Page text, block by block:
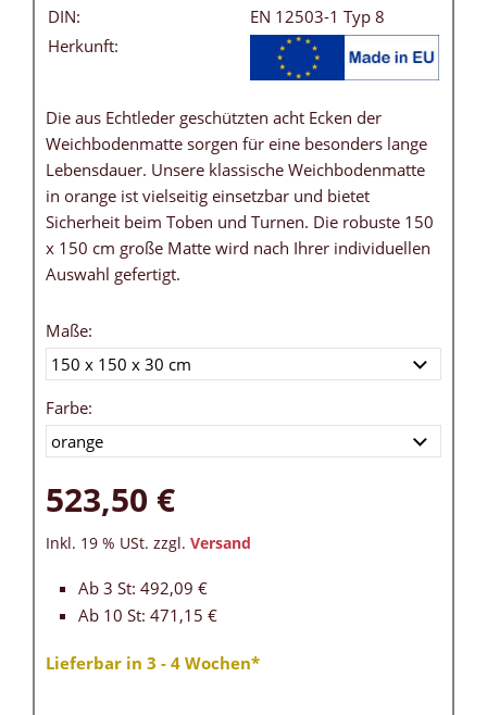
DIN:
EN 12503-1 Typ 8
Herkunft:
Die aus Echtleder geschützten acht Ecken der
Weichbodenmatte sorgen für eine besonders lange
Lebensdauer. Unsere klassische Weichbodenmatte
in orange ist vielseitig einsetzbar und bietet
Sicherheit beim Toben und Turnen. Die robuste 150
x 150 cm große Matte wird nach Ihrer individuellen
Auswahl gefertigt.
Maße:
Farbe:
523,50 €
Inkl. 19 % USt. zzgl. Versand
Ab 3 St: 492,09 €
Ab 10 St: 471,15 €
Lieferbar in 3 - 4 Wochen*